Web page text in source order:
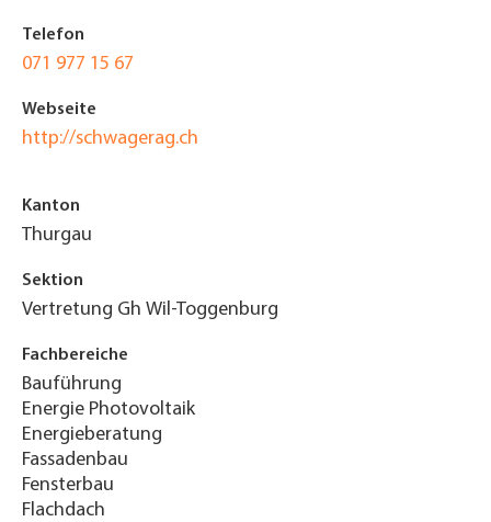
Telefon
071 977 15 67
Webseite
http://schwagerag.ch
Kanton
Thurgau
Sektion
Vertretung Gh Wil-Toggenburg
Fachbereiche
Bauführung
Energie Photovoltaik
Energieberatung
Fassadenbau
Fensterbau
Flachdach